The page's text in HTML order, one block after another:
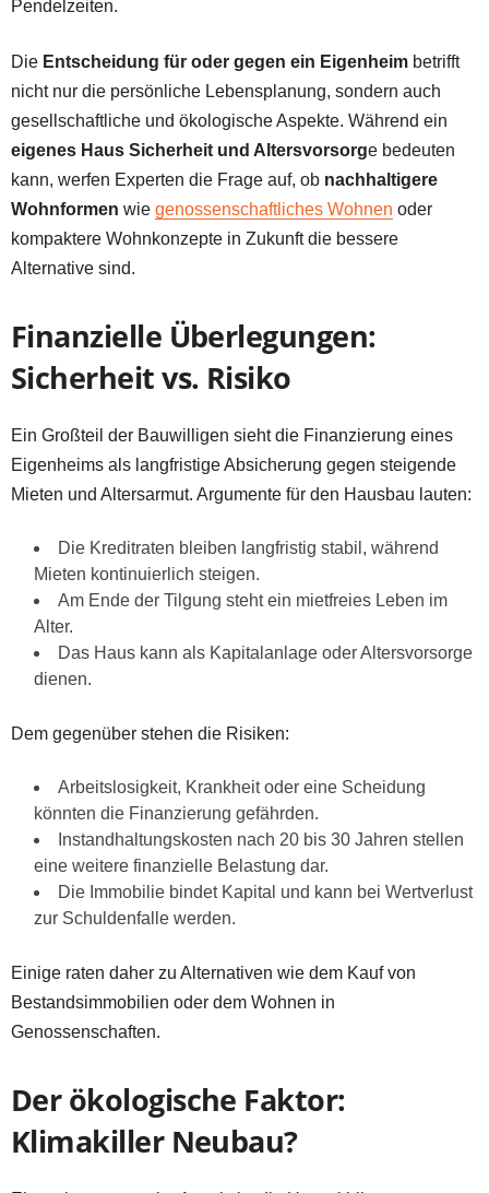
Pendelzeiten.
Die Entscheidung für oder gegen ein Eigenheim betrifft
nicht nur die persönliche Lebensplanung, sondern auch
gesellschaftliche und ökologische Aspekte. Während ein
eigenes Haus Sicherheit und Altersvorsorge bedeuten
kann, werfen Experten die Frage auf, ob nachhaltigere
Wohnformen wie genossenschaftliches Wohnen oder
kompaktere Wohnkonzepte in Zukunft die bessere
Alternative sind.
Finanzielle Überlegungen:
Sicherheit vs. Risiko
Ein Großteil der Bauwilligen sieht die Finanzierung eines
Eigenheims als langfristige Absicherung gegen steigende
Mieten und Altersarmut. Argumente für den Hausbau lauten:
Die Kreditraten bleiben langfristig stabil, während
Mieten kontinuierlich steigen.
Am Ende der Tilgung steht ein mietfreies Leben im
Alter.
Das Haus kann als Kapitalanlage oder Altersvorsorge
dienen.
Dem gegenüber stehen die Risiken:
Arbeitslosigkeit, Krankheit oder eine Scheidung
könnten die Finanzierung gefährden.
Instandhaltungskosten nach 20 bis 30 Jahren stellen
eine weitere finanzielle Belastung dar.
Die Immobilie bindet Kapital und kann bei Wertverlust
zur Schuldenfalle werden.
Einige raten daher zu Alternativen wie dem Kauf von
Bestandsimmobilien oder dem Wohnen in
Genossenschaften.
Der ökologische Faktor:
Klimakiller Neubau?